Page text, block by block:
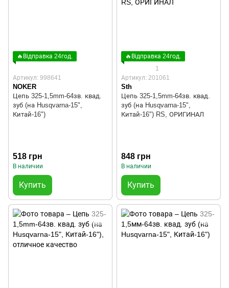
🔥Відправка 24год.
Артикул: 998641
NOKER
Цепь 325-1,5mm-64зв. квад.
зуб (на Husqvarna-15",
Китай-16")
518 грн
В наличии
Купить
🔥Відправка 24год.
1
Артикул: 201061
Sth
Цепь 325-1,5mm-64зв. квад.
зуб (на Husqvarna-15",
Китай-16") RS, ОРИГИНАЛ
848 грн
В наличии
Купить